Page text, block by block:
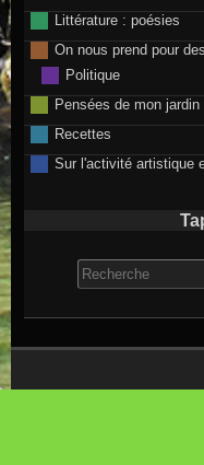
Littérature : poésies
On nous prend pour
Politique
Pensées de mon jardin
Recettes
Sur l'activité artistique
Search for: